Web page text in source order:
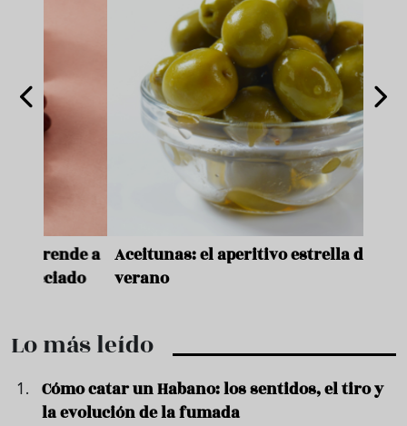
Aceitunas: el aperitivo estrella del
verano
Lo más leído
Cómo catar un Habano: los sentidos, el tiro y
la evolución de la fumada